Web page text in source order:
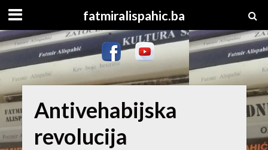
fatmiralispahic.ba
Antivehabijska
revolucija